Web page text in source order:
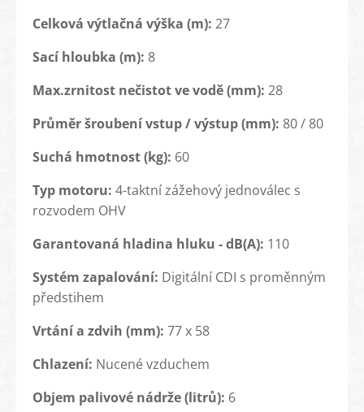
Celková výtlačná výška (m): 27
Sací hloubka (m): 8
Max.zrnitost nečistot ve vodě (mm): 28
Průměr šroubení vstup / výstup (mm): 80 / 80
Suchá hmotnost (kg): 60
Typ motoru: 4-taktní zážehový jednoválec s
rozvodem OHV
Garantovaná hladina hluku - dB(A): 110
Systém zapalování: Digitální CDI s proměnným
předstihem
Vrtání a zdvih (mm): 77 x 58
Chlazení: Nucené vzduchem
Objem palivové nádrže (litrů): 6